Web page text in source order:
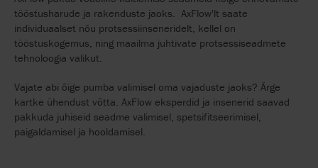
tööstusharude ja rakenduste jaoks.
AxFlow'lt saate
individuaalset nõu protsessiinseneridelt, kellel on
tööstuskogemus, ning maailma juhtivate protsessiseadmete
tehnoloogia valikut.
Vajate abi õige pumba valimisel oma vajaduste jaoks? Ärge
kartke ühendust võtta. AxFlow eksperdid ja insenerid saavad
pakkuda juhiseid seadme valimisel, spetsifitseerimisel,
paigaldamisel ja hooldamisel.